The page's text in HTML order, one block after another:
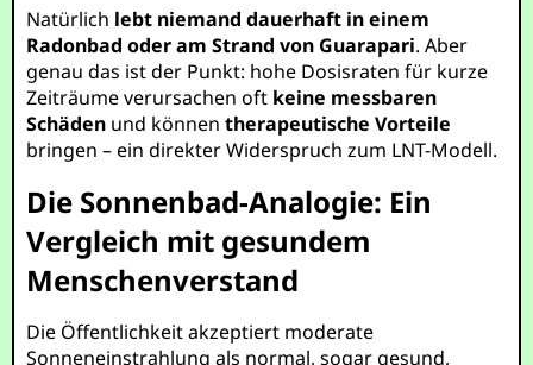
Natürlich lebt niemand dauerhaft in einem
Radonbad oder am Strand von Guarapari. Aber
genau das ist der Punkt: hohe Dosisraten für kurze
Zeiträume verursachen oft keine messbaren
Schäden und könnentherapeutische Vorteile
bringen – ein direkter Widerspruch zum LNT-Modell.
Die Sonnenbad-Analogie: Ein
Vergleich mit gesundem
Menschenverstand
Die Öffentlichkeit akzeptiert moderate
Sonneneinstrahlung als normal, sogar gesund,